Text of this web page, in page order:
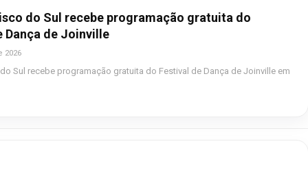
do Sul recebe programação gratuita do
Dança de Joinville
2026
Sul recebe programação gratuita do Festival de Dança de Joinville em